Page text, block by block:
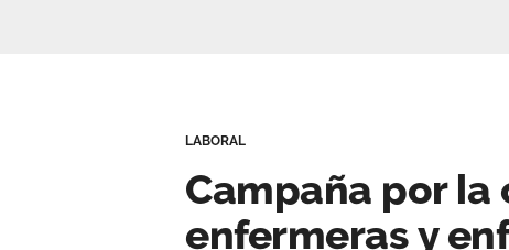
Qué ofrecemos
LABORAL
Campaña por la
enfermeras y